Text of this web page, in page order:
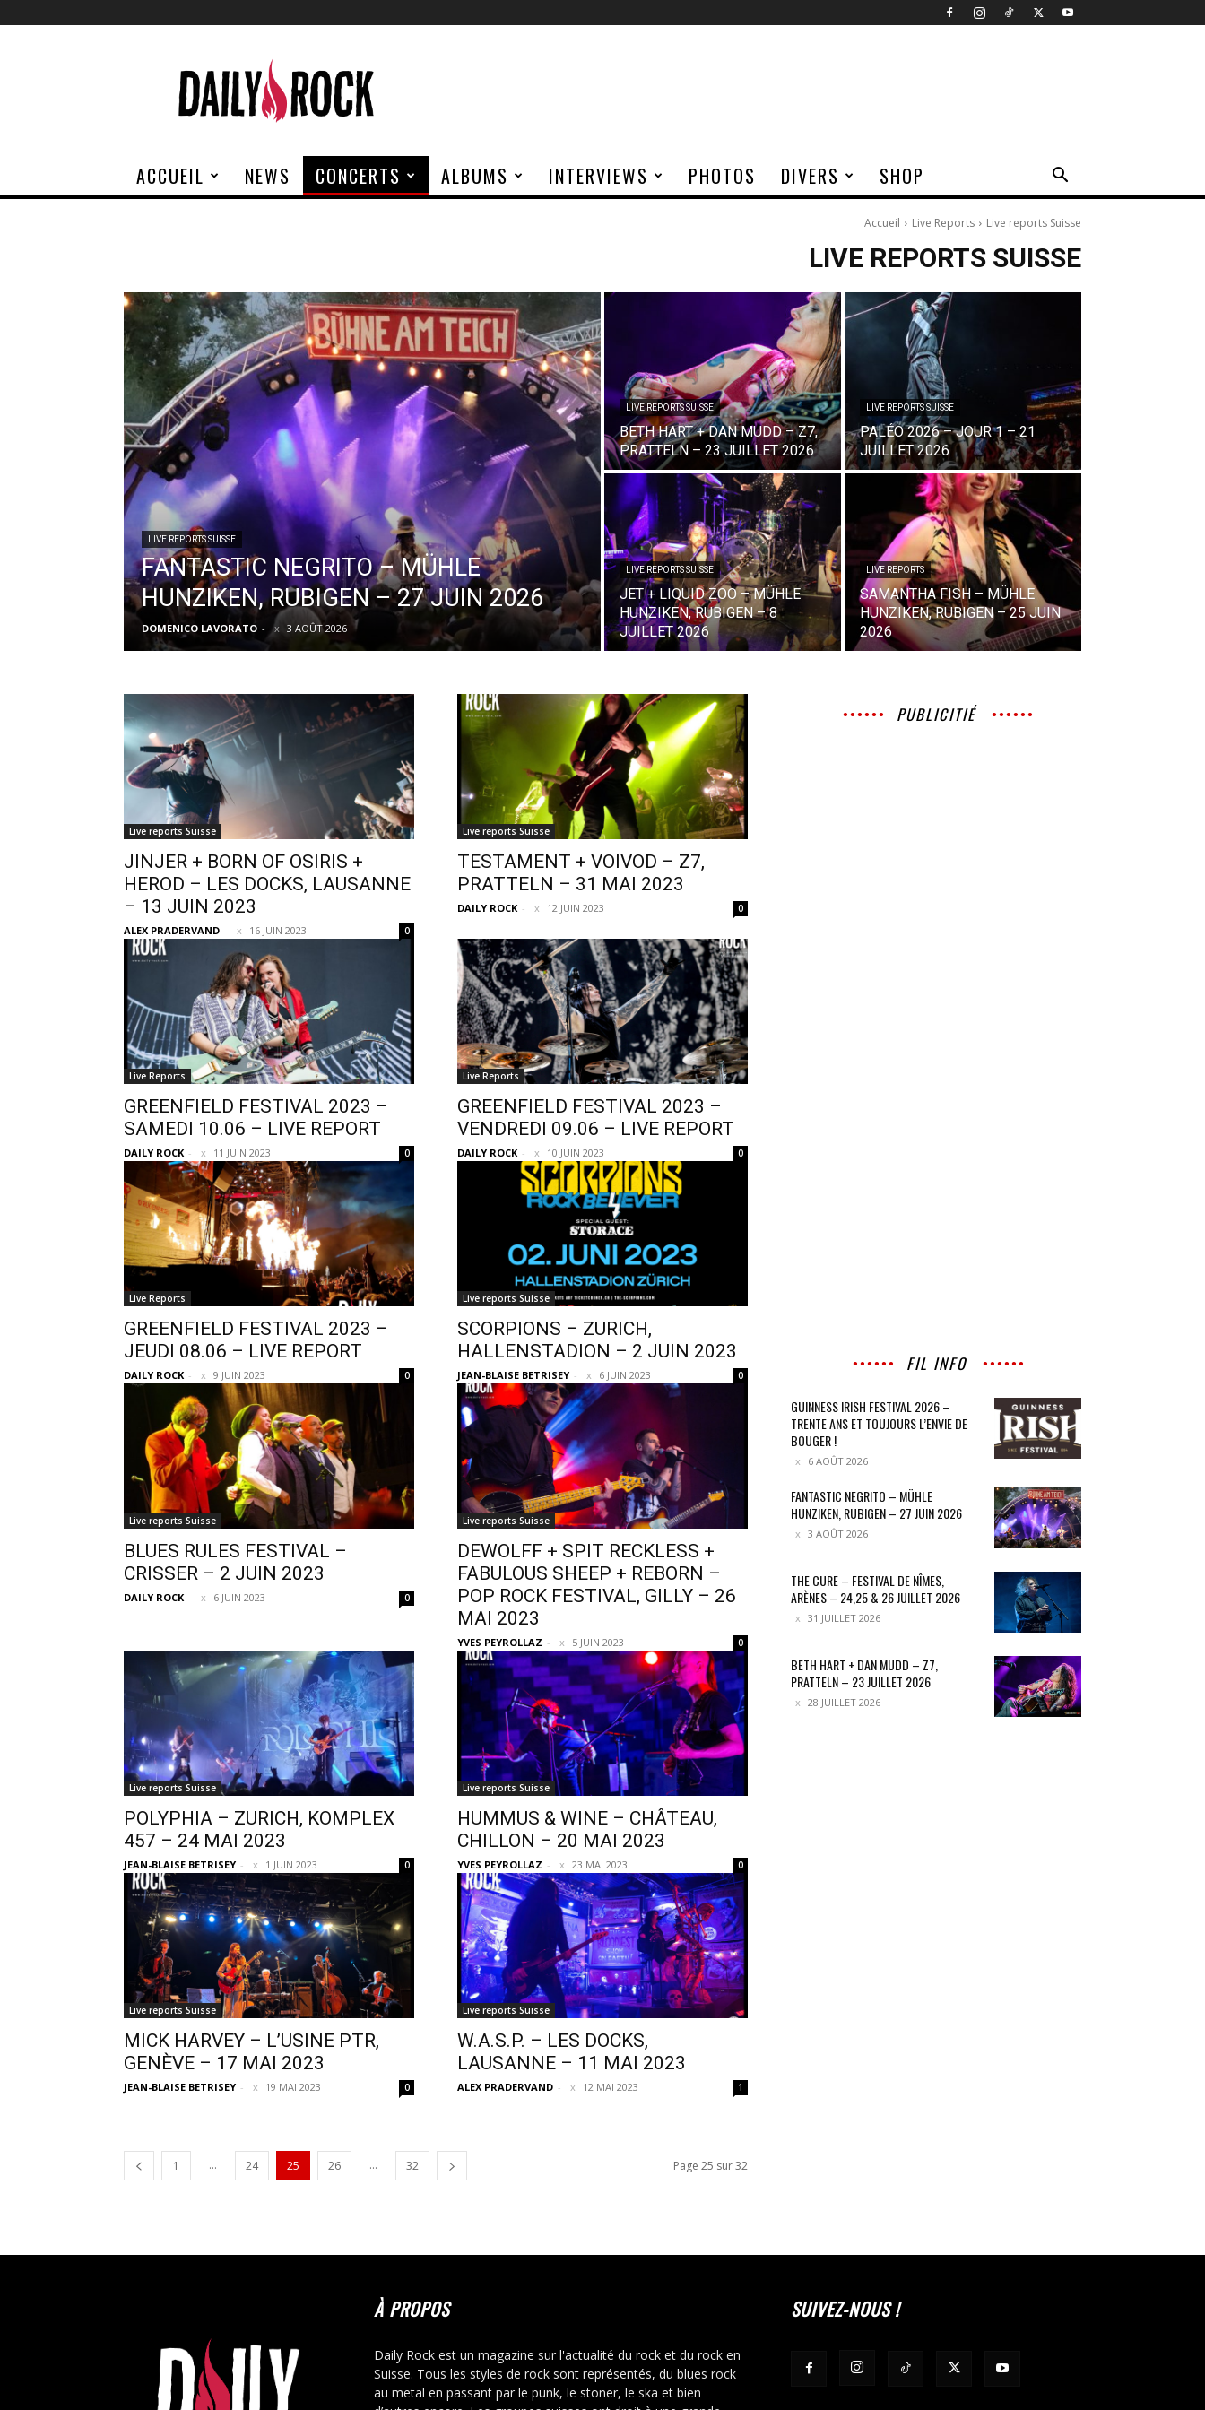
Rock
ACCUEIL NEWS CONCERTS ALBUMS INTERVIEWS PHOTOS DIVERS SHOP
Accueil Live Reports Live reports Suisse
LIVE REPORTS SUISSE
LIVE REPORTS SUISSE
FANTASTIC NEGRITO – MÜHLE
HUNZIKEN, RUBIGEN – 27 JUIN 2026
DOMENICO LAVORATO - 3 AOÛT 2026
LIVE REPORTS SUISSE
BETH HART + DAN MUDD – Z7,
PRATTELN – 23 JUILLET 2026
LIVE REPORTS SUISSE
PALÉO 2026 – JOUR 1 – 21
JUILLET 2026
LIVE REPORTS SUISSE
JET + LIQUID ZOO – MÜHLE
HUNZIKEN, RUBIGEN – 8
JUILLET 2026
LIVE REPORTS
SAMANTHA FISH – MÜHLE
HUNZIKEN, RUBIGEN – 25 JUIN
2026
Live reports Suisse
JINJER + BORN OF OSIRIS +
HEROD – LES DOCKS, LAUSANNE
– 13 JUIN 2023
ALEX PRADERVAND - 16 JUIN 2023 0
Live reports Suisse
TESTAMENT + VOIVOD – Z7,
PRATTELN – 31 MAI 2023
DAILY ROCK - 12 JUIN 2023 0
Live Reports
GREENFIELD FESTIVAL 2023 –
SAMEDI 10.06 – LIVE REPORT
DAILY ROCK - 11 JUIN 2023 0
Live Reports
GREENFIELD FESTIVAL 2023 –
VENDREDI 09.06 – LIVE REPORT
DAILY ROCK - 10 JUIN 2023 0
Live Reports
GREENFIELD FESTIVAL 2023 –
JEUDI 08.06 – LIVE REPORT
DAILY ROCK - 9 JUIN 2023 0
Live reports Suisse
SCORPIONS – ZURICH,
HALLENSTADION – 2 JUIN 2023
JEAN-BLAISE BETRISEY - 6 JUIN 2023 0
Live reports Suisse
BLUES RULES FESTIVAL –
CRISSER – 2 JUIN 2023
DAILY ROCK - 6 JUIN 2023 0
Live reports Suisse
DEWOLFF + SPIT RECKLESS +
FABULOUS SHEEP + REBORN –
POP ROCK FESTIVAL, GILLY – 26
MAI 2023
YVES PEYROLLAZ - 5 JUIN 2023 0
Live reports Suisse
POLYPHIA – ZURICH, KOMPLEX
457 – 24 MAI 2023
JEAN-BLAISE BETRISEY - 1 JUIN 2023 0
Live reports Suisse
HUMMUS & WINE – CHÂTEAU,
CHILLON – 20 MAI 2023
YVES PEYROLLAZ - 23 MAI 2023 0
Live reports Suisse
MICK HARVEY – L’USINE PTR,
GENÈVE – 17 MAI 2023
JEAN-BLAISE BETRISEY - 19 MAI 2023 0
Live reports Suisse
W.A.S.P. – LES DOCKS,
LAUSANNE – 11 MAI 2023
ALEX PRADERVAND - 12 MAI 2023 1
1 ... 24 25 26 ... 32 Page 25 sur 32
PUBLICITIÉ
FIL INFO
GUINNESS IRISH FESTIVAL 2026 –
TRENTE ANS ET TOUJOURS L’ENVIE DE
BOUGER !
6 AOÛT 2026
FANTASTIC NEGRITO – MÜHLE
HUNZIKEN, RUBIGEN – 27 JUIN 2026
3 AOÛT 2026
THE CURE – FESTIVAL DE NÎMES,
ARÈNES – 24,25 & 26 JUILLET 2026
31 JUILLET 2026
BETH HART + DAN MUDD – Z7,
PRATTELN – 23 JUILLET 2026
28 JUILLET 2026
À PROPOS
Daily Rock est un magazine sur l'actualité du rock et du rock en
Suisse. Tous les styles de rock sont représentés, du blues rock
au metal en passant par le punk, le stoner, le ska et bien
SUIVEZ-NOUS !